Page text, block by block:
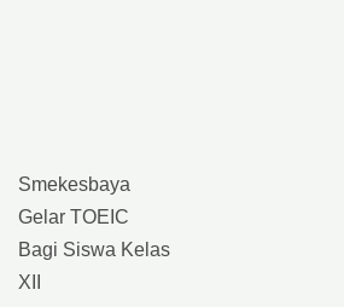
Smekesbaya
Gelar TOEIC
Bagi Siswa Kelas
XII